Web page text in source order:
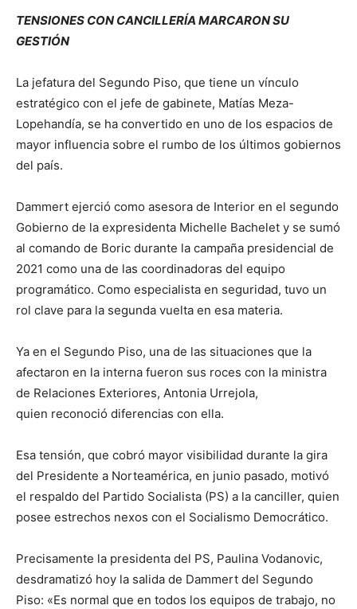
TENSIONES CON CANCILLERÍA MARCARON SU
GESTIÓN
La jefatura del Segundo Piso, que tiene un vínculo
estratégico con el jefe de gabinete, Matías Meza-
Lopehandía, se ha convertido en uno de los espacios de
mayor influencia sobre el rumbo de los últimos gobiernos
del país.
Dammert ejerció como asesora de Interior en el segundo
Gobierno de la expresidenta Michelle Bachelet y se sumó
al comando de Boric durante la campaña presidencial de
2021 como una de las coordinadoras del equipo
programático. Como especialista en seguridad, tuvo un
rol clave para la segunda vuelta en esa materia.
Ya en el Segundo Piso, una de las situaciones que la
afectaron en la interna fueron sus roces con la ministra
de Relaciones Exteriores, Antonia Urrejola,
quien reconoció diferencias con ella.
Esa tensión, que cobró mayor visibilidad durante la gira
del Presidente a Norteamérica, en junio pasado, motivó
el respaldo del Partido Socialista (PS) a la canciller, quien
posee estrechos nexos con el Socialismo Democrático.
Precisamente la presidenta del PS, Paulina Vodanovic,
desdramatizó hoy la salida de Dammert del Segundo
Piso: «Es normal que en todos los equipos de trabajo, no